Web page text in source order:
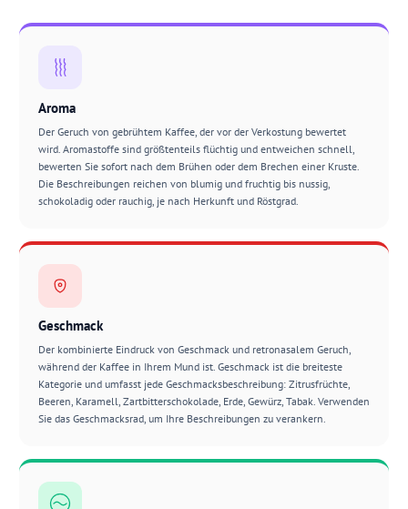
Aroma
Der Geruch von gebrühtem Kaffee, der vor der Verkostung bewertet
wird. Aromastoffe sind größtenteils flüchtig und entweichen schnell,
bewerten Sie sofort nach dem Brühen oder dem Brechen einer Kruste.
Die Beschreibungen reichen von blumig und fruchtig bis nussig,
schokoladig oder rauchig, je nach Herkunft und Röstgrad.
Geschmack
Der kombinierte Eindruck von Geschmack und retronasalem Geruch,
während der Kaffee in Ihrem Mund ist. Geschmack ist die breiteste
Kategorie und umfasst jede Geschmacksbeschreibung: Zitrusfrüchte,
Beeren, Karamell, Zartbitterschokolade, Erde, Gewürz, Tabak. Verwenden
Sie das Geschmacksrad, um Ihre Beschreibungen zu verankern.